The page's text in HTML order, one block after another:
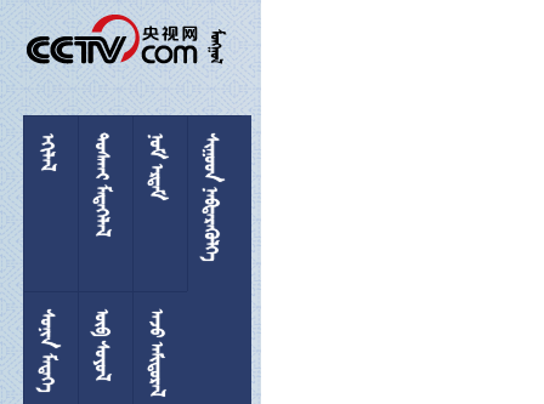

 
 
 
 
 
 